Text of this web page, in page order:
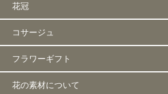
花冠
コサージュ
フラワーギフト
花の素材について